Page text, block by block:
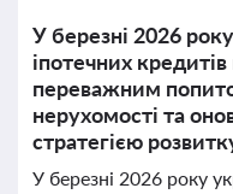
У березні 2026
іпотечних
переважним
нерухомості та
стратегією
У березні 2026 року